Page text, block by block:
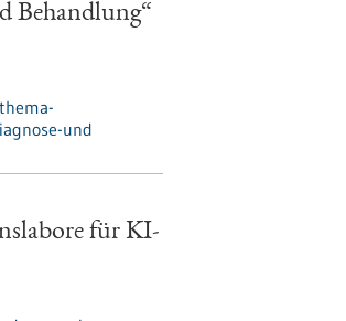
Behandlung“
und
für KI-